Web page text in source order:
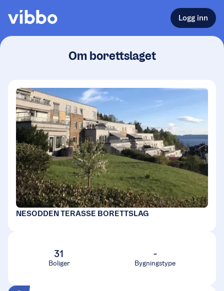
Logg inn
Om borettslaget
NESODDEN TERASSE BORETTSLAG
31
Boliger
-
Bygningstype